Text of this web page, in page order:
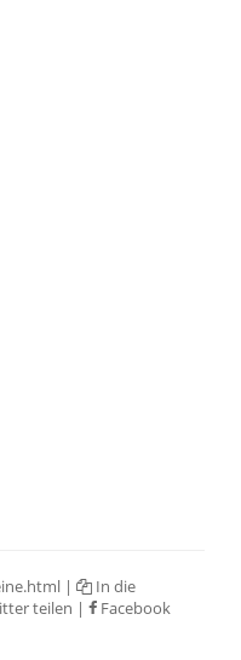
|
In die
teilen | Facebook